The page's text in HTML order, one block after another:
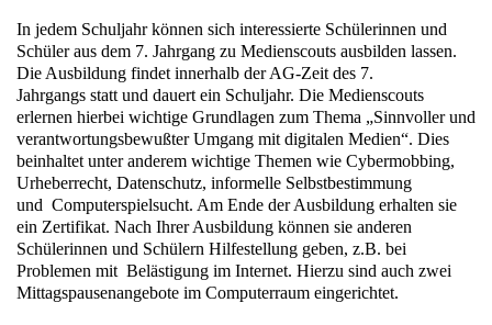
In jedem Schuljahr können sich interessierte Schülerinnen und
Schüler aus dem 7. Jahrgang zu Medienscouts ausbilden lassen.
Die Ausbildung findet innerhalb der AG-Zeit des 7.
Jahrgangs statt und dauert ein Schuljahr. Die Medienscouts
erlernen hierbei wichtige Grundlagen zum Thema „Sinnvoller und
verantwortungsbewußter Umgang mit digitalen Medien“. Dies
beinhaltet unter anderem wichtige Themen wie Cybermobbing,
Urheberrecht, Datenschutz, informelle Selbstbestimmung
und Computerspielsucht. Am Ende der Ausbildung erhalten sie
ein Zertifikat. Nach Ihrer Ausbildung können sie anderen
Schülerinnen und Schülern Hilfestellung geben, z.B. bei
Problemen mit Belästigung im Internet. Hierzu sind auch zwei
Mittagspausenangebote im Computerraum eingerichtet.